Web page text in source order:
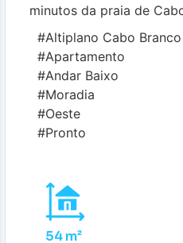
minutos da praia de
#Altiplano Cabo Branco
#Apartamento
#Andar Baixo
#Moradia
#Oeste
#Pronto
54 m²